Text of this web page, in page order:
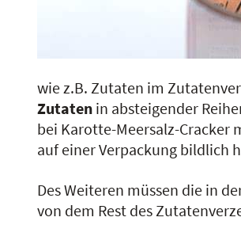
wie z.B. Zutaten im
Zutaten in absteigender
bei Karotte-Meersalz-Cracker
auf einer Verpackung bildlich
Des Weiteren müssen die in
von dem Rest des